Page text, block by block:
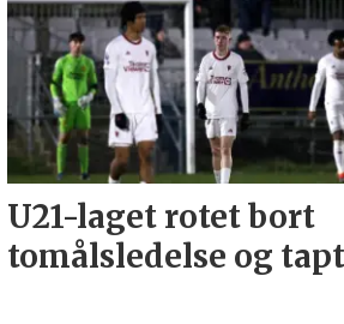
U21-laget rotet bort
tomålsledelse og